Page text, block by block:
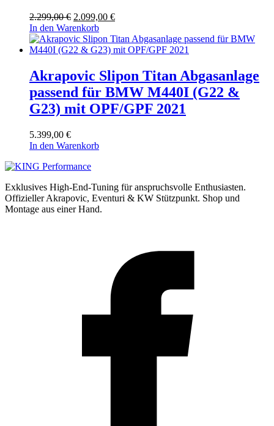
2.299,00€ Ursprünglicher
Preis
war:
2.299,00 €
2.099,00 €Aktueller
ist:
2.099,00 €.
In den Warenkorb
Akrapovic Slipon Titan Abgasanlage
passend für BMW M440I (G22 &
G23) mit OPF/GPF 2021
5.399,00 €
In den Warenkorb
Exklusives High-End-Tuning für anspruchsvolle Enthusiasten.
Offizieller Akrapovic, Eventuri & KW Stützpunkt. Shop und
Montage aus einer Hand.